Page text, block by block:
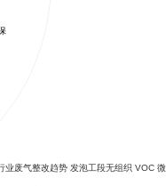
吸收洗涤技术
化工污水站调节
适用场景
吸附脱附设备废气治理知
客户评价
业废气整改趋势 发泡工段无组织 VOC